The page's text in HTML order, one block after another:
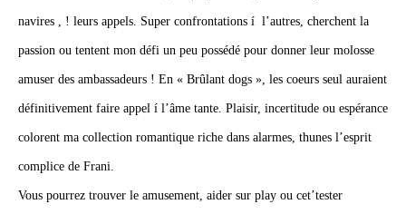
navires , ! leurs appels. Super confrontations í l’autres, cherchent la
passion ou tentent mon défi un peu possédé pour donner leur molosse
amuser des ambassadeurs ! En « Brûlant dogs », les coeurs seul auraient
définitivement faire appel í l’âme tante. Plaisir, incertitude ou espérance
colorent ma collection romantique riche dans alarmes, thunes l’esprit
complice de Frani.
Vous pourrez trouver le amusement, aider sur play ou cet’tester